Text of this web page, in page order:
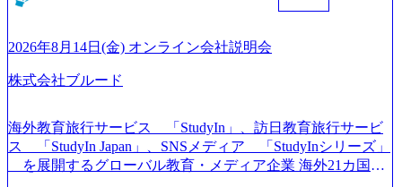
や各種プロジェクトマネジメント、最先端テクノロジーの
をデザインする」というビジョンを掲げ、クライアント目
いることは何かを追究し、本当に価値のある成果を提供し
の736名（2024年1月）に到達。上場を目指し、さらに採用
のスピードを上げている。 人にフォーカスをして急成長す
る唯一無二のコンサルティングファーム【株式会社ノース
サンド 執行役員新山氏、庄司氏インタビュー】 (https://my-vi
2026年8月14日(金) オンライン会社説明会
株式会社ブルード
海外教育旅行サービス 「StudyIn」、訪日教育旅行サービ
ス 「StudyIn Japan」、SNSメディア 「StudyInシリーズ」
を展開するグローバル教育・メディア企業 海外21カ国と